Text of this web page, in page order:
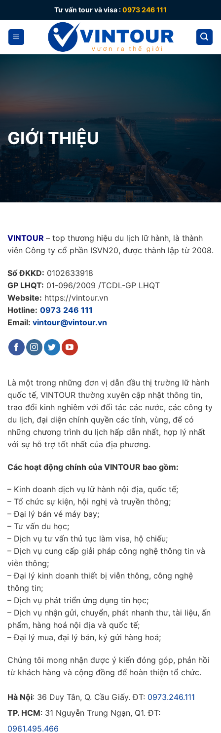
to
content
Tư vấn tour và visa :0973 246 111
GIỚI THIỆU
VINTOUR – top thương hiệu du lịch lữ hành, là thành
viên Công ty cổ phần ISVN20, được thành lập từ 2008.
Số ĐKKD: 0102633918
GP LHQT: 01-096/2009 /TCDL-GP LHQT
Website: https://vintour.vn
Hotline: 0973 246 111
Email: vintour@vintour.vn
Là một trong những đơn vị dẫn đầu thị trường lữ hành
quốc tế, VINTOUR thường xuyên cập nhật thông tin,
trao đổi kinh nghiêm với đối tác các nước, các công ty
du lịch, đại diện chính quyền các tỉnh, vùng, để có
những chương trình du lịch hấp dẫn nhất, hợp lý nhất
với sự hỗ trợ tốt nhất của địa phương.
Các hoạt động chính của VINTOUR bao gồm:
– Kinh doanh dịch vụ lữ hành nội địa, quốc tế;
– Tổ chức sự kiện, hội nghị và truyền thông;
– Đại lý bán vé máy bay;
– Tư vấn du học;
– Dịch vụ tư vấn thủ tục làm visa, hộ chiếu;
– Dịch vụ cung cấp giải pháp công nghệ thông tin và
viễn thông;
– Đại lý kinh doanh thiết bị viễn thông, công nghệ
thông tin;
– Dịch vụ phát triển ứng dụng tin học;
– Dịch vụ nhận gửi, chuyển, phát nhanh thư, tài liệu, ấn
phẩm, hàng hoá nội địa và quốc tế;
– Đại lý mua, đại lý bán, ký gửi hàng hoá;
Chúng tôi mong nhận được ý kiến đóng góp, phản hồi
từ khách hàng và cộng đồng để hoàn thiện tổ chức.
Hà Nội: 36 Duy Tân, Q. Cầu Giấy. ĐT: 0973.246.111
TP. HCM: 31 Nguyễn Trung Ngạn, Q1. ĐT:
0961.495.466